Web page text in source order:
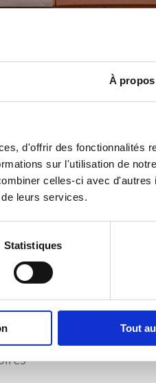
À
d'offrir des fonctionnalités
sur l'utilisation de
celles-ci avec d'autres
leurs services.
Statistiques
Tout
ET